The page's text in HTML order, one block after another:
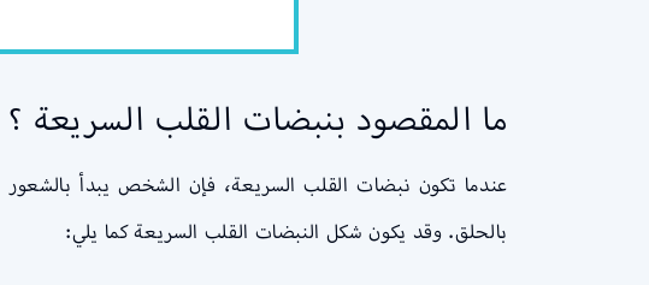
ما المقصود بنبضات القلب السريعة ؟
عندما تكون نبضات القلب السريعة، فإن الشخص يبدأ
بالحلق. وقد يكون شكل النبضات القلب السريعة كما يلي: